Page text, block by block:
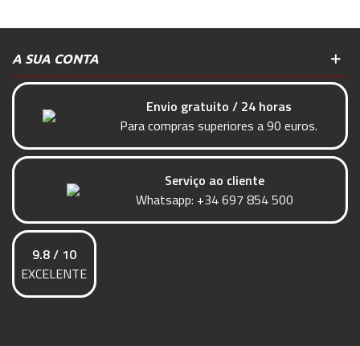
A SUA CONTA
Envio gratuito / 24 horas
Para compras superiores a 90 euros.
Serviço ao cliente
Whatsapp: +34 697 854 500
9.8 / 10
EXCELENTE